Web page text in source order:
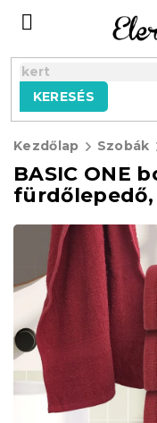
tartalomhoz
KERESÉS
Kezdőlap Szobák
BASIC ONE
fürdőlepedő,